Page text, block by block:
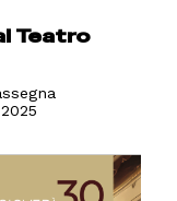
Teatro